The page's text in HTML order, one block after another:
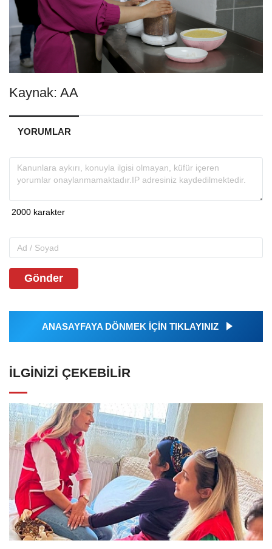
Kaynak: AA
YORUMLAR
Gönder
ANASAYFAYA DÖNMEK İÇİN TIKLAYINIZ
İLGINIZI ÇEKEBILIR